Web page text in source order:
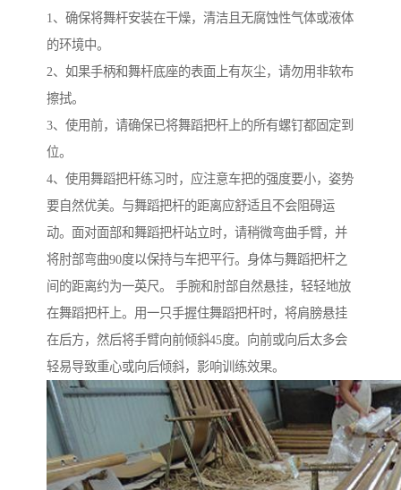
1、确保将舞杆安装在干燥，清洁且无腐蚀性气体或液体
的环境中。
2、如果手柄和舞杆底座的表面上有灰尘，请勿用非软布
擦拭。
3、使用前，请确保已将舞蹈把杆上的所有螺钉都固定到
位。
4、使用舞蹈把杆练习时，应注意车把的强度要小，姿势
要自然优美。与舞蹈把杆的距离应舒适且不会阻碍运
动。面对面部和舞蹈把杆站立时，请稍微弯曲手臂，并
将肘部弯曲90度以保持与车把平行。身体与舞蹈把杆之
间的距离约为一英尺。 手腕和肘部自然悬挂，轻轻地放
在舞蹈把杆上。用一只手握住舞蹈把杆时，将肩膀悬挂
在后方，然后将手臂向前倾斜45度。向前或向后太多会
轻易导致重心或向后倾斜，影响训练效果。